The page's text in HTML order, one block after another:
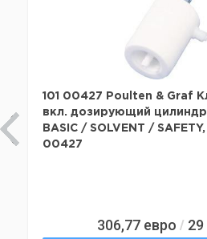
101 00427 Poulten & Graf
вкл. дозирующий
BASIC / SOLVENT / SAFETY,
00427
306,77 евро / 29